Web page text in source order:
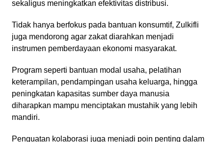
sekaligus meningkatkan efektivitas distribusi.
Tidak hanya berfokus pada bantuan konsumtif, Zulkifli
juga mendorong agar zakat diarahkan menjadi
instrumen pemberdayaan ekonomi masyarakat.
Program seperti bantuan modal usaha, pelatihan
keterampilan, pendampingan usaha keluarga, hingga
peningkatan kapasitas sumber daya manusia
diharapkan mampu menciptakan mustahik yang lebih
mandiri.
Penguatan kolaborasi juga menjadi poin penting dalam